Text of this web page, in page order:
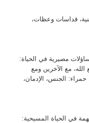
قداسات وعظات،
مصيرية في الحياة:
مع الآخرين ومع
الجنس، الإدمان،
في الحياة المسيحية: